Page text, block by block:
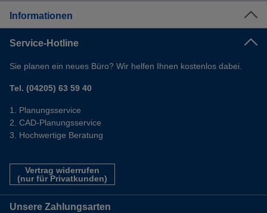
Informationen
Service-Hotline
Sie planen ein neues Büro? Wir helfen Ihnen kostenlos dabei.
Tel. (04205) 63 59 40
Planungsservice
CAD-Planungsservice
Hochwertige Beratung
Vertrag widerrufen
(nur für Privatkunden)
Unsere Zahlungsarten